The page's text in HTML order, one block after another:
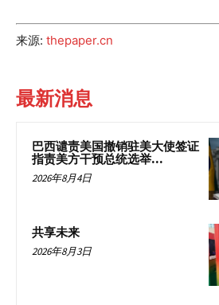
来源: thepaper.cn
最新消息
巴西谴责美国撤销驻美大使签证
指责美方干预总统选举...
2026年8月4日
共享未来
2026年8月3日